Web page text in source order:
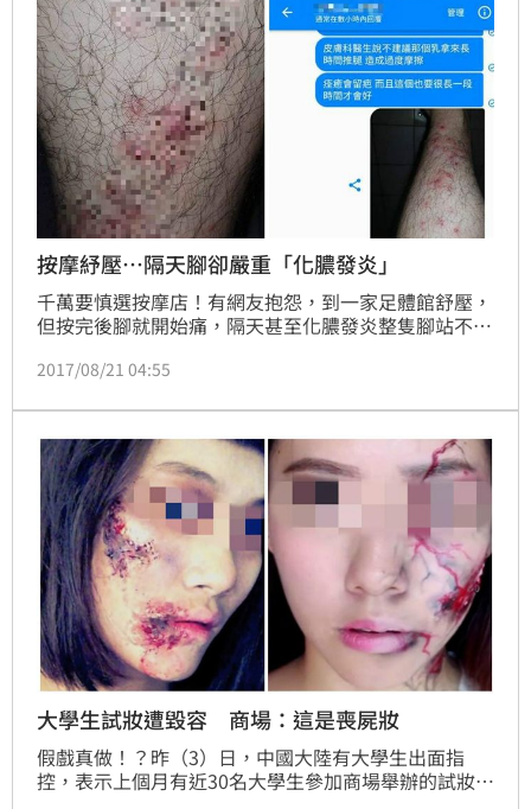
按摩紓壓…隔天腳卻嚴重「化膿發炎」
千萬要慎選按摩店！有網友抱怨，到一家足體館舒壓，
但按完後腳就開始痛，隔天甚至化膿發炎整隻腳站不
置之不理，實在好無奈。
2017/08/21 04:55
大學生試妝遭毀容 商場：這是喪屍妝
假戲真做！？昨（3）日，中國大陸有大學生出面指
控，表示上個月有近30名大學生參加商場舉辦的試妝活